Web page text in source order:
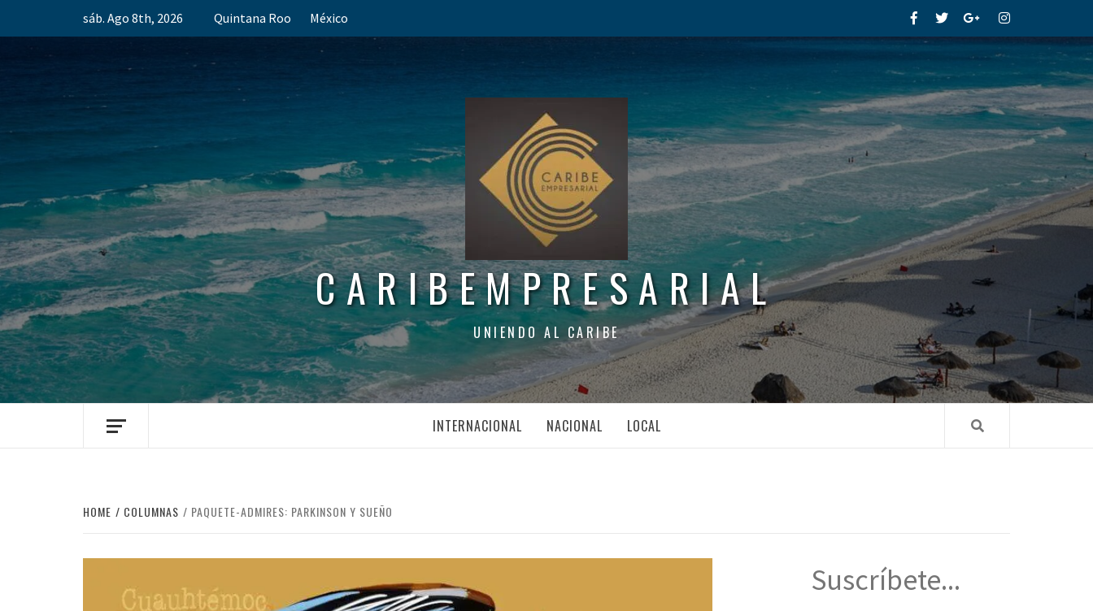
sáb. Ago 8th, 2026 Quintana Roo México FacebookTwitterGoogle+Instagram
CARIBEMPRESARIAL
UNIENDO AL CARIBE
INTERNACIONAL NACIONAL LOCAL
HOME COLUMNAS PAQUETE-ADMIRES: PARKINSON Y SUEÑO
Suscríbete...